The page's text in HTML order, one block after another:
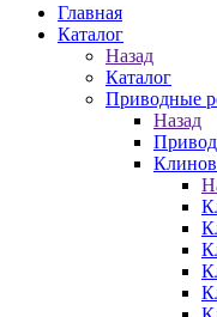
Главная
Каталог
Назад
Каталог
Приводные
Назад